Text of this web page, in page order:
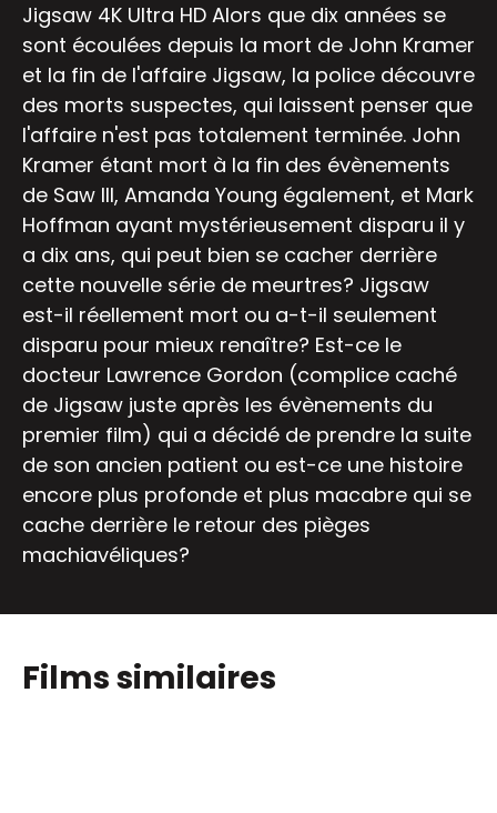
Jigsaw 4K Ultra HD Alors que dix années se
sont écoulées depuis la mort de John Kramer
et la fin de l'affaire Jigsaw, la police découvre
des morts suspectes, qui laissent penser que
l'affaire n'est pas totalement terminée. John
Kramer étant mort à la fin des évènements
de Saw III, Amanda Young également, et Mark
Hoffman ayant mystérieusement disparu il y
a dix ans, qui peut bien se cacher derrière
cette nouvelle série de meurtres? Jigsaw
est-il réellement mort ou a-t-il seulement
disparu pour mieux renaître? Est-ce le
docteur Lawrence Gordon (complice caché
de Jigsaw juste après les évènements du
premier film) qui a décidé de prendre la suite
de son ancien patient ou est-ce une histoire
encore plus profonde et plus macabre qui se
cache derrière le retour des pièges
machiavéliques?
Films similaires